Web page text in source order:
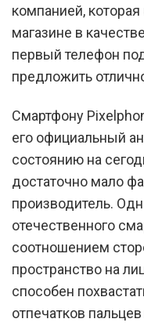
компанией,
магазине в
первый телефон
предложить
Смартфону
его официальный
состоянию на
достаточно мало
производитель.
отечественного
соотношением
пространство на
способен
отпечатков